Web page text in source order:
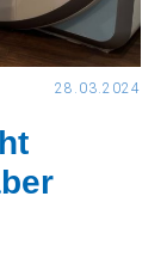
28.03.2024